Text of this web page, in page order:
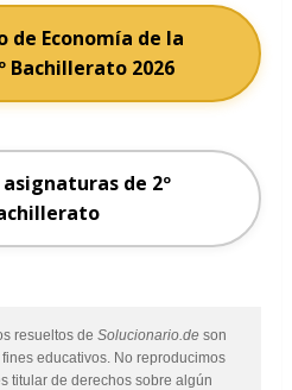
de Economía de la
Bachillerato 2026
de 2º
resueltos de Solucionario.deson
educativos. No reproducimos
titular de derechos sobre algún